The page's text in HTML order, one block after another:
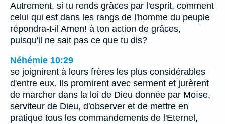
Autrement, si tu rends grâces par l'esprit, comment
celui qui est dans les rangs de l'homme du peuple
répondra-t-il Amen! à ton action de grâces,
puisqu'il ne sait pas ce que tu dis?
Néhémie 10:29
se joignirent à leurs frères les plus considérables
d'entre eux. Ils promirent avec serment et jurèrent
de marcher dans la loi de Dieu donnée par Moïse,
serviteur de Dieu, d'observer et de mettre en
pratique tous les commandements de l'Eternel,